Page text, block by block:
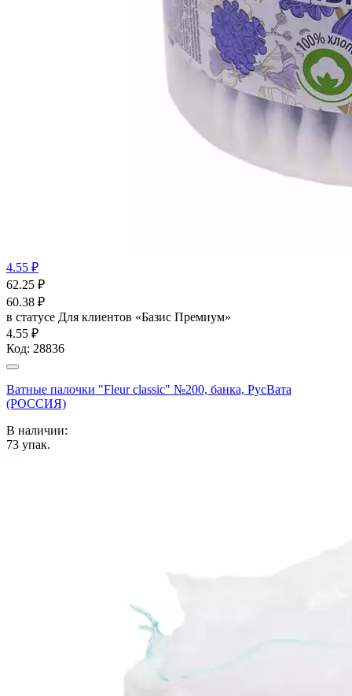
4.55 ₽
62.25 ₽
60.38 ₽
в статусе Для клиентов «Базис Премиум»
4.55 ₽
Код: 28836
Ватные палочки "Fleur classic" №200, банка, РусВата
(РОССИЯ)
В наличии:
73 упак.